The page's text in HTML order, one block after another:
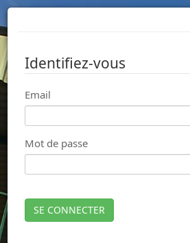
Identifiez-vous
Email
Mot de passe
SE CONNECTER